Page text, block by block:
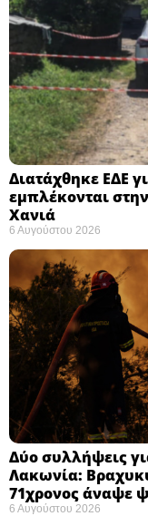
Διατάχθηκε ΕΔΕ
εμπλέκονται
Χανιά
6 Αυγούστου 2026
Δύο συλλήψεις
Λακωνία:
71χρονος άναψε
6 Αυγούστου 2026